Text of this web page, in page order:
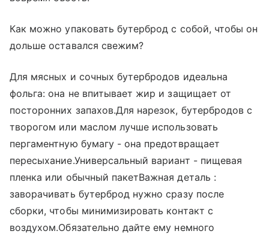
Как можно упаковать бутерброд с собой, чтобы он
дольше оставался свежим?
Для мясных и сочных бутербродов идеальна
фольга: она не впитывает жир и защищает от
посторонних запахов.Для нарезок, бутербродов с
творогом или маслом лучше использовать
пергаментную бумагу - она предотвращает
пересыхание.Универсальный вариант - пищевая
пленка или обычный пакетВажная деталь :
заворачивать бутерброд нужно сразу после
сборки, чтобы минимизировать контакт с
воздухом.Обязательно дайте ему немного